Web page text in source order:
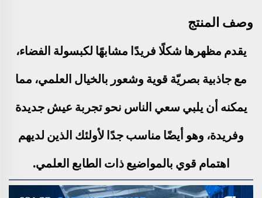
وصف المنتج
يقدم مظهرها شكلًا فريدًا مشابهًا لكبسولة الفضاء،
مع جاذبية بصريّة قوية وشعور بالخيال العلمي، مما
يمكنه أن يلبي سعي الناس نحو تجربة عيش جديدة
وفريدة، وهو أيضًا مناسب جدًا لأولئك الذين لديهم
اهتمام قوي بالمواضيع ذات الطابع العلمي.